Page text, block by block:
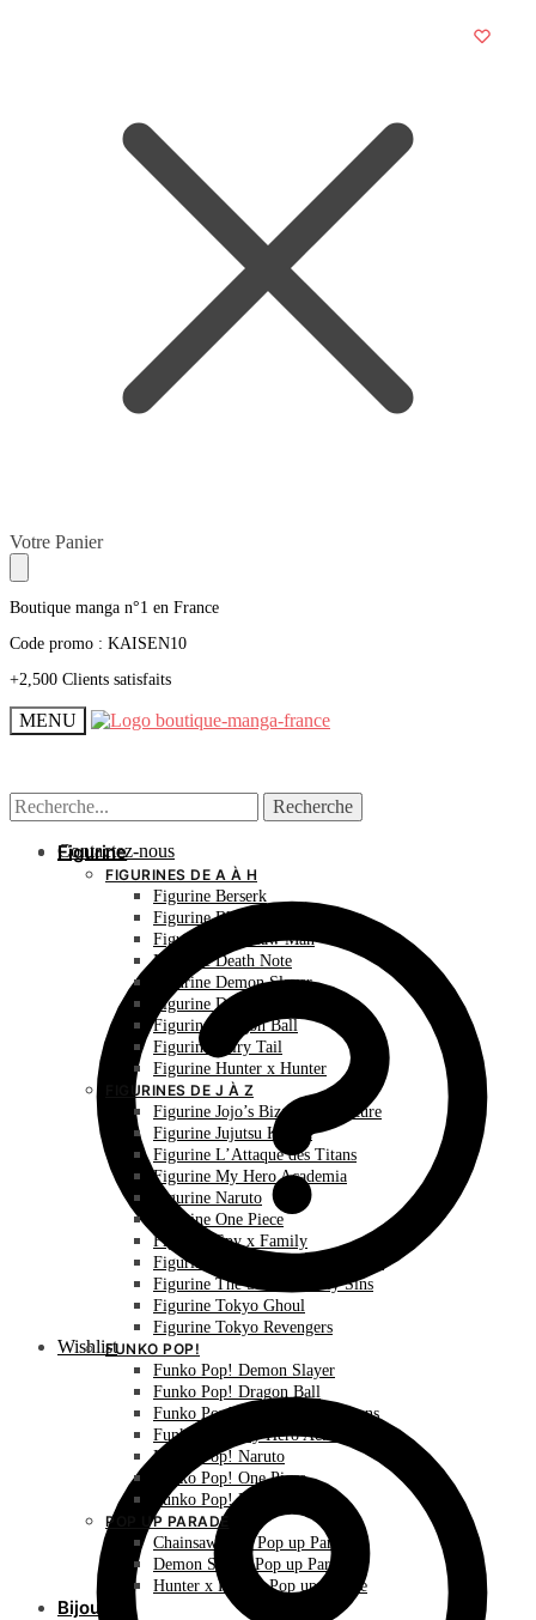
Skip
to
navigation
Skip
to
content
Votre Panier
Boutique manga n°1 en France
Code promo : KAISEN10
+2,500 Clients satisfaits
MENU
Recherche
pour :
Recherche
Contactez-nous
Wishlist
Recherche
pour :
Recherche
Figurine
FIGURINES DE A À H
Figurine Berserk
Figurine Bleach
Figurine Chainsaw Man
Figurine Death Note
Figurine Demon Slayer
Figurine Dr Stone
Figurine Dragon Ball
Figurine Fairy Tail
Figurine Hunter x Hunter
FIGURINES DE J À Z
Figurine Jojo’s Bizarre Adventure
Figurine Jujutsu Kaisen
Figurine L’Attaque des Titans
Figurine My Hero Academia
Figurine Naruto
Figurine One Piece
Figurine Spy x Family
Figurine The Promised Neverland
Figurine The Seven Deadly Sins
Figurine Tokyo Ghoul
Figurine Tokyo Revengers
FUNKO POP!
Funko Pop! Demon Slayer
Funko Pop! Dragon Ball
Funko Pop! L’Attaque des Titans
Funko Pop! My Hero Academia
Funko Pop! Naruto
Funko Pop! One Piece
Funko Pop! Pokémon
POP UP PARADE
Chainsaw Man Pop up Parade
Demon Slayer Pop up Parade
Hunter x Hunter Pop up Parade
Bijoux